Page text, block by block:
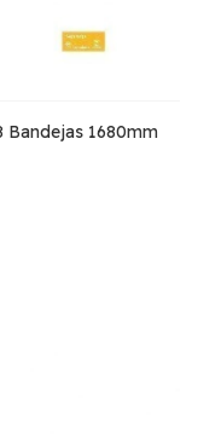
Bandejas 1680mm